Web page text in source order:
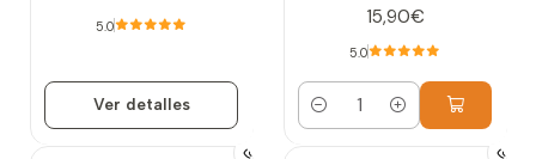
5.0
Ver detalles
15,90€
5.0
Cantidad